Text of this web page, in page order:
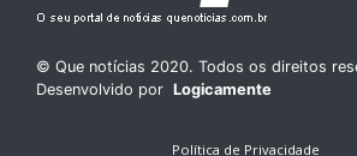
© Que notícias 2020. Todos os direitos
Desenvolvido por Logicamente
Política de Privacidade